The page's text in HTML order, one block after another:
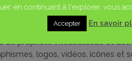
et
de propriété intellectuelle et
logos, vidéos, icônes et
en continuant à l'explorer, vous
Accepter En savoir